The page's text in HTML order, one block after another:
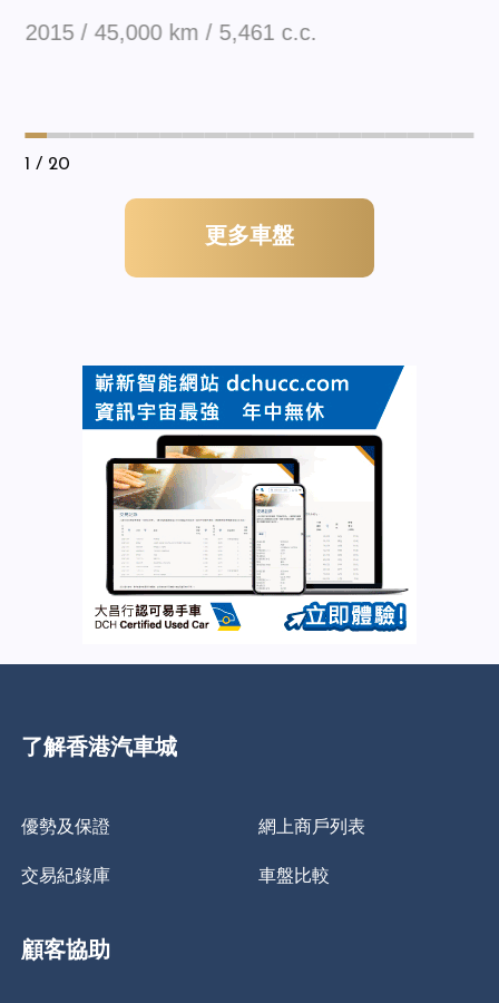
2015 / 45,000 km / 5,461 c.c.
1 / 20
更多車盤
了解香港汽車城
優勢及保證 網上商戶列表
交易紀錄庫 車盤比較
顧客協助